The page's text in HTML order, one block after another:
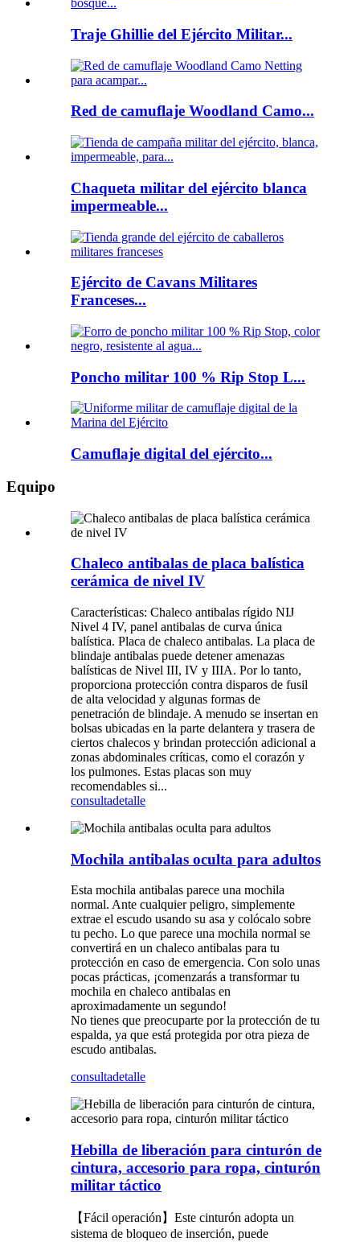
Traje Ghillie del Ejército Militar...
Red de camuflaje Woodland Camo...
Chaqueta militar del ejército blanca
impermeable...
Ejército de Cavans Militares
Franceses...
Poncho militar 100 % Rip Stop L...
Camuflaje digital del ejército...
Equipo
Chaleco antibalas de placa balística
cerámica de nivel IV
Características: Chaleco antibalas rígido NIJ
Nivel 4 IV, panel antibalas de curva única
balística. Placa de chaleco antibalas. La placa de
blindaje antibalas puede detener amenazas
balísticas de Nivel III, IV y IIIA. Por lo tanto,
proporciona protección contra disparos de fusil
de alta velocidad y algunas formas de
penetración de blindaje. A menudo se insertan en
bolsas ubicadas en la parte delantera y trasera de
ciertos chalecos y brindan protección adicional a
zonas abdominales críticas, como el corazón y
los pulmones. Estas placas son muy
recomendables si...
consultadetalle
Mochila antibalas oculta para adultos
Esta mochila antibalas parece una mochila
normal. Ante cualquier peligro, simplemente
extrae el escudo usando su asa y colócalo sobre
tu pecho. Lo que parece una mochila normal se
convertirá en un chaleco antibalas para tu
protección en caso de emergencia. Con solo unas
pocas prácticas, ¡comenzarás a transformar tu
mochila en chaleco antibalas en
aproximadamente un segundo!
No tienes que preocuparte por la protección de tu
espalda, ya que está protegida por otra pieza de
escudo antibalas.
consultadetalle
Hebilla de liberación para cinturón de
cintura, accesorio para ropa, cinturón
militar táctico
【Fácil operación】Este cinturón adopta un
sistema de bloqueo de inserción, puede